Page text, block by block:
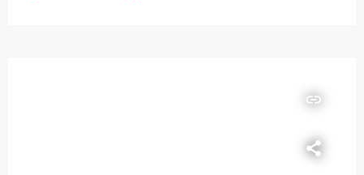
insert_link